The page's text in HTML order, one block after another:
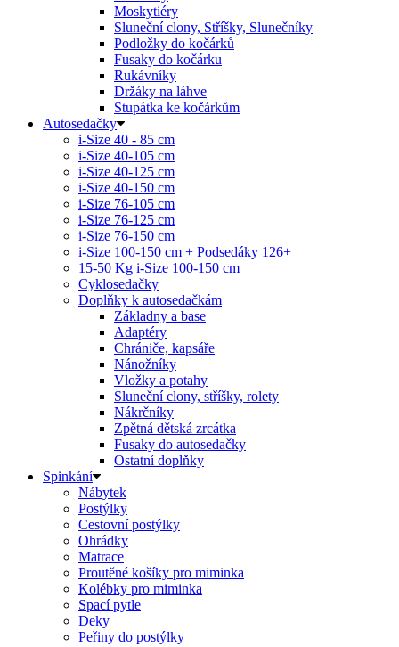
Moskytiéry
Sluneční clony, Stříšky, Slunečníky
Podložky do kočárků
Fusaky do kočárku
Rukávníky
Držáky na láhve
Stupátka ke kočárkům
Autosedačky
i-Size 40 - 85 cm
i-Size 40-105 cm
i-Size 40-125 cm
i-Size 40-150 cm
i-Size 76-105 cm
i-Size 76-125 cm
i-Size 76-150 cm
i-Size 100-150 cm + Podsedáky 126+
15-50 Kg i-Size 100-150 cm
Cyklosedačky
Doplňky k autosedačkám
Základny a base
Adaptéry
Chrániče, kapsáře
Nánožníky
Vložky a potahy
Sluneční clony, stříšky, rolety
Nákrčníky
Zpětná dětská zrcátka
Fusaky do autosedačky
Ostatní doplňky
Spinkání
Nábytek
Postýlky
Cestovní postýlky
Ohrádky
Matrace
Proutěné košíky pro miminka
Kolébky pro miminka
Spací pytle
Deky
Peřiny do postýlky